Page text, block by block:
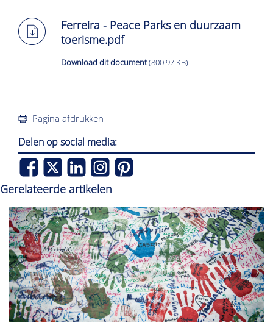
Ferreira - Peace Parks en duurzaam
toerisme.pdf
Download dit document(800.97 KB)
Pagina afdrukken
Delen op social media:
Gerelateerde artikelen